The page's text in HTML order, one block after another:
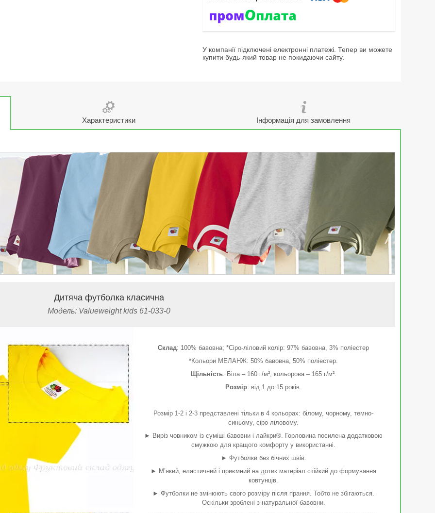
У компанії підключені електронні платежі. Тепер ви можете
купити будь-який товар не покидаючи сайту.
Характеристики Інформація для замовлення
Дитяча футболка класична
Модель: Valueweight kids 61-033-0
Склад: 100% бавовна; *Сіро-ліловий колір: 97% бавовна, 3% поліестер
*Кольори МЕЛАНЖ: 50% бавовна, 50% поліестер.
Щільність: Біла – 160 г/м², кольорова – 165 г/м².
Розмір: від 1 до 15 років.
Розмір 1-2 і 2-3 представлені тільки в 4 кольорах: білому, чорному, темно-
синьому, сіро-ліловому.
► Виріз човником із суміші бавовни і лайкри®. Горловина посилена додатковою
смужкою для кращого комфорту у використанні.
► Футболки без бічних швів.
► М’який, еластичний і приємний на дотик матеріал стійкий до формування
ковтунців.
► Футболки не змінюють свого розміру після прання. Тобто не збігаються.
Оскільки зроблені з натуральної бавовни.